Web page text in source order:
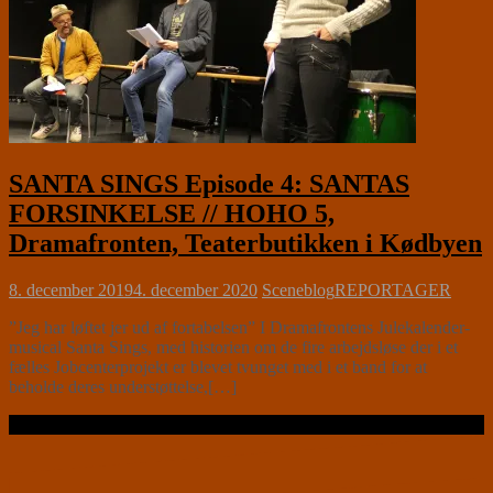
SANTA SINGS Episode 4: SANTAS
FORSINKELSE // HOHO 5,
Dramafronten, Teaterbutikken i Kødbyen
8. december 20194. december 2020 SceneblogREPORTAGER
”Jeg har løftet jer ud af fortabelsen” I Dramafrontens Julekalender-
musical Santa Sings, med historien om de fire arbejdsløse der i et
fælles Jobcenterprojekt er blevet tvunget med i et band for at
beholde deres understøttelse,[…]